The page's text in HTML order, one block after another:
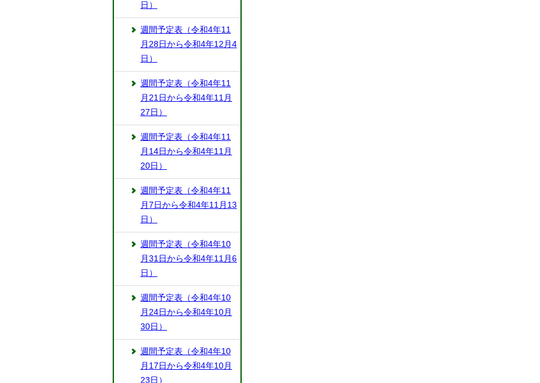
日）
週間予定表（令和4年11
月28日から令和4年12月4
日）
週間予定表（令和4年11
月21日から令和4年11月
27日）
週間予定表（令和4年11
月14日から令和4年11月
20日）
週間予定表（令和4年11
月7日から令和4年11月13
日）
週間予定表（令和4年10
月31日から令和4年11月6
日）
週間予定表（令和4年10
月24日から令和4年10月
30日）
週間予定表（令和4年10
月17日から令和4年10月
23日）